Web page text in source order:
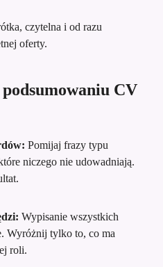
czytelna i od razu
oferty.
podsumowaniu CV
Pomijaj frazy typu
niczego nie udowadniają.
Wypisanie wszystkich
Wyróżnij tylko to, co ma
roli.